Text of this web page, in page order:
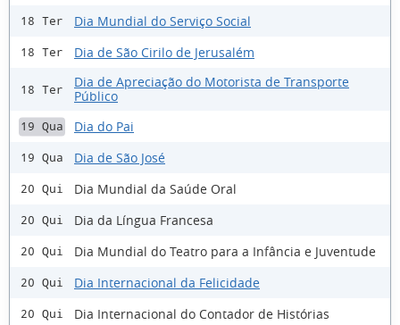
18 Ter Dia Mundial do Serviço Social
18 Ter Dia de São Cirilo de Jerusalém
18 Ter
Dia de Apreciação do Motorista de Transporte
Público
19 Qua Dia do Pai
19 Qua Dia de São José
20 Qui Dia Mundial da Saúde Oral
20 Qui Dia da Língua Francesa
20 Qui Dia Mundial do Teatro para a Infância e Juventude
20 Qui Dia Internacional da Felicidade
20 Qui Dia Internacional do Contador de Histórias